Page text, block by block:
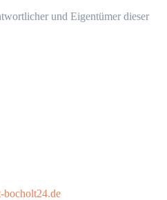
und Eigentümer dieser
bocholt24.de